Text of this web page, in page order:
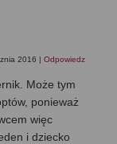
2016 | Odpowiedz
Może tym
ponieważ
więc
i dziecko